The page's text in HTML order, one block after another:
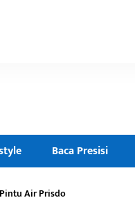
Baca Presisi
Air Prisdo